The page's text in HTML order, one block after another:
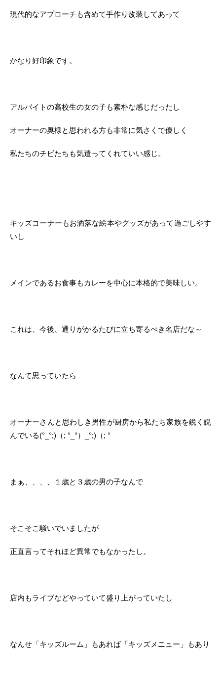
現代的なアプローチも含めて手作り改装してあって
かなり好印象です。
アルバイトの高校生の女の子も素朴な感じだったし
オーナーの奥様と思われる方も非常に気さくで優しく
私たちのチビたちも気遣ってくれていい感じ。
キッズコーナーもお洒落な絵本やグッズがあって過ごしやす
いし
メインであるお食事もカレーを中心に本格的で美味しい。
これは、今後、通りがかるたびに立ち寄るべき名店だな～
なんて思っていたら
オーナーさんと思わしき男性が厨房から私たち家族を鋭く睨
んでいる(°_°;)（; °_°）_°;)（; °
まぁ、、、、１歳と３歳の男の子なんで
そこそこ騒いでいましたが
正直言ってそれほど異常でもなかったし。
店内もライブなどやっていて盛り上がっていたし
なんせ「キッズルーム」もあれば「キッズメニュー」もあり